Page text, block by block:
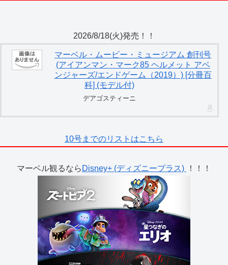
2026/8/18(火)発売！！
マーベル・ムービー・ミュージアム 創刊号
(アイアンマン・マーク85 ヘルメット アベ
ンジャーズ/エンドゲーム（2019）) [分冊百
科] (モデル付)
デアゴスティーニ
10号までのリストはこちら
マーベル観るなら Disney+ (ディズニープラス) ！！！